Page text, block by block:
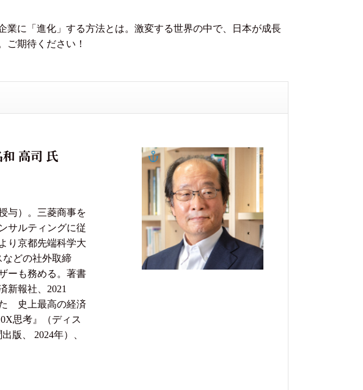
に「進化」する方法とは。激変する世界の中で、日本が成長
ご期待ください！
高司 氏
与）。三菱商事を
サルティングに従
り京都先端科学大
などの社外取締
ーも務める。著書
新報社、2021
た 史上最高の経済
思考』（ディス
版、 2024年）、